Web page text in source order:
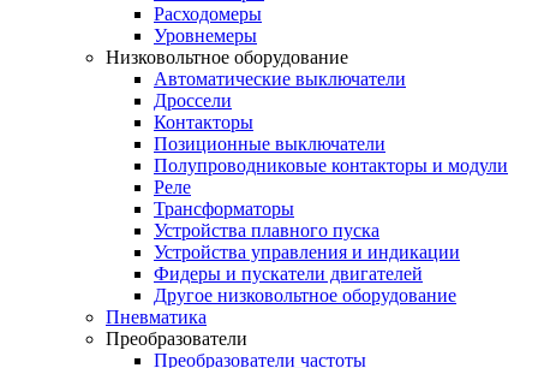
Расходомеры
Уровнемеры
Низковольтное оборудование
Автоматические выключатели
Дроссели
Контакторы
Позиционные выключатели
Полупроводниковые контакторы и модули
Реле
Трансформаторы
Устройства плавного пуска
Устройства управления и индикации
Фидеры и пускатели двигателей
Другое низковольтное оборудование
Пневматика
Преобразователи
Преобразователи частоты